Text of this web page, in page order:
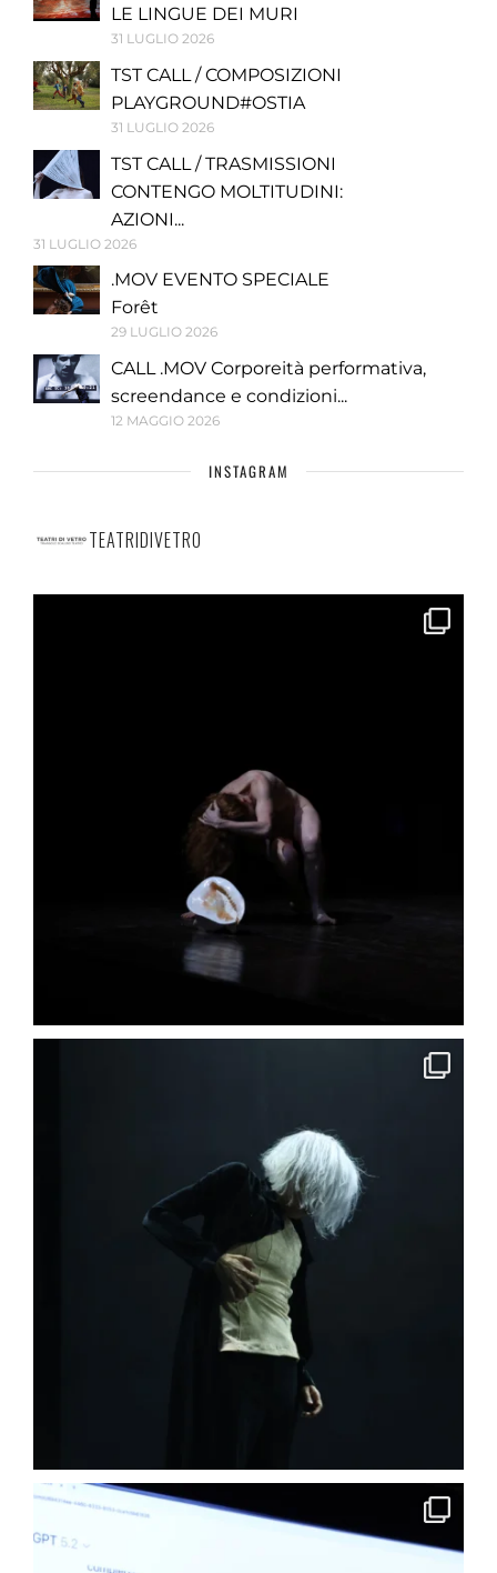
LE LINGUE DEI MURI
31 LUGLIO 2026
TST CALL / COMPOSIZIONI
PLAYGROUND#OSTIA
31 LUGLIO 2026
TST CALL / TRASMISSIONI
CONTENGO MOLTITUDINI:
AZIONI...
31 LUGLIO 2026
.MOV EVENTO SPECIALE
Forêt
29 LUGLIO 2026
CALL .MOV Corporeità performativa,
screendance e condizioni...
12 MAGGIO 2026
INSTAGRAM
TEATRIDIVETRO